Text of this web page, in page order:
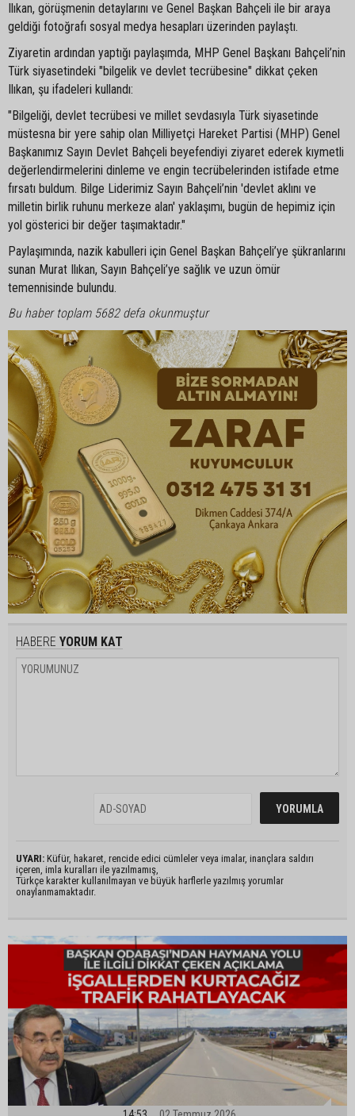
Ilıkan, görüşmenin detaylarını ve Genel Başkan Bahçeli ile bir araya
geldiği fotoğrafı sosyal medya hesapları üzerinden paylaştı.
Ziyaretin ardından yaptığı paylaşımda, MHP Genel Başkanı Bahçeli’nin
Türk siyasetindeki "bilgelik ve devlet tecrübesine" dikkat çeken
Ilıkan, şu ifadeleri kullandı:
"Bilgeliği, devlet tecrübesi ve millet sevdasıyla Türk siyasetinde
müstesna bir yere sahip olan Milliyetçi Hareket Partisi (MHP) Genel
Başkanımız Sayın Devlet Bahçeli beyefendiyi ziyaret ederek kıymetli
değerlendirmelerini dinleme ve engin tecrübelerinden istifade etme
fırsatı buldum. Bilge Liderimiz Sayın Bahçeli’nin 'devlet aklını ve
milletin birlik ruhunu merkeze alan' yaklaşımı, bugün de hepimiz için
yol gösterici bir değer taşımaktadır."
Paylaşımında, nazik kabulleri için Genel Başkan Bahçeli’ye şükranlarını
sunan Murat Ilıkan, Sayın Bahçeli’ye sağlık ve uzun ömür
temennisinde bulundu.
Bu haber toplam 5682 defa okunmuştur
HABERE YORUM KAT
UYARI: Küfür, hakaret, rencide edici cümleler veya imalar, inançlara saldırı
içeren, imla kuralları ile yazılmamış,
Türkçe karakter kullanılmayan ve büyük harflerle yazılmış yorumlar
onaylanmamaktadır.